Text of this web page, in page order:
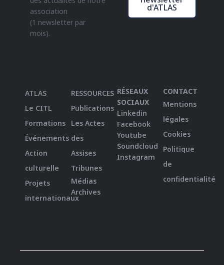
association
(1 newsletter par
mois).
d'ATLAS
ATLAS
Le CITL
Formations
Événements
Action
culturelle
Projets
internationaux
RESSOURCES
Publications
Les Actes
des
Assises
Tribunes
Médias
Archives
RÉSEAUX
SOCIAUX
Linkedin
Facebook
Youtube
Soundcloud
Instagram
CONTACT
Mentions
légales
Cookies
Politique
de
confidentialité